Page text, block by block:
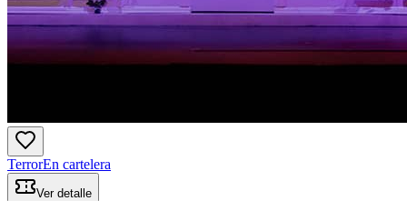
TerrorEn cartelera
Ver detalle